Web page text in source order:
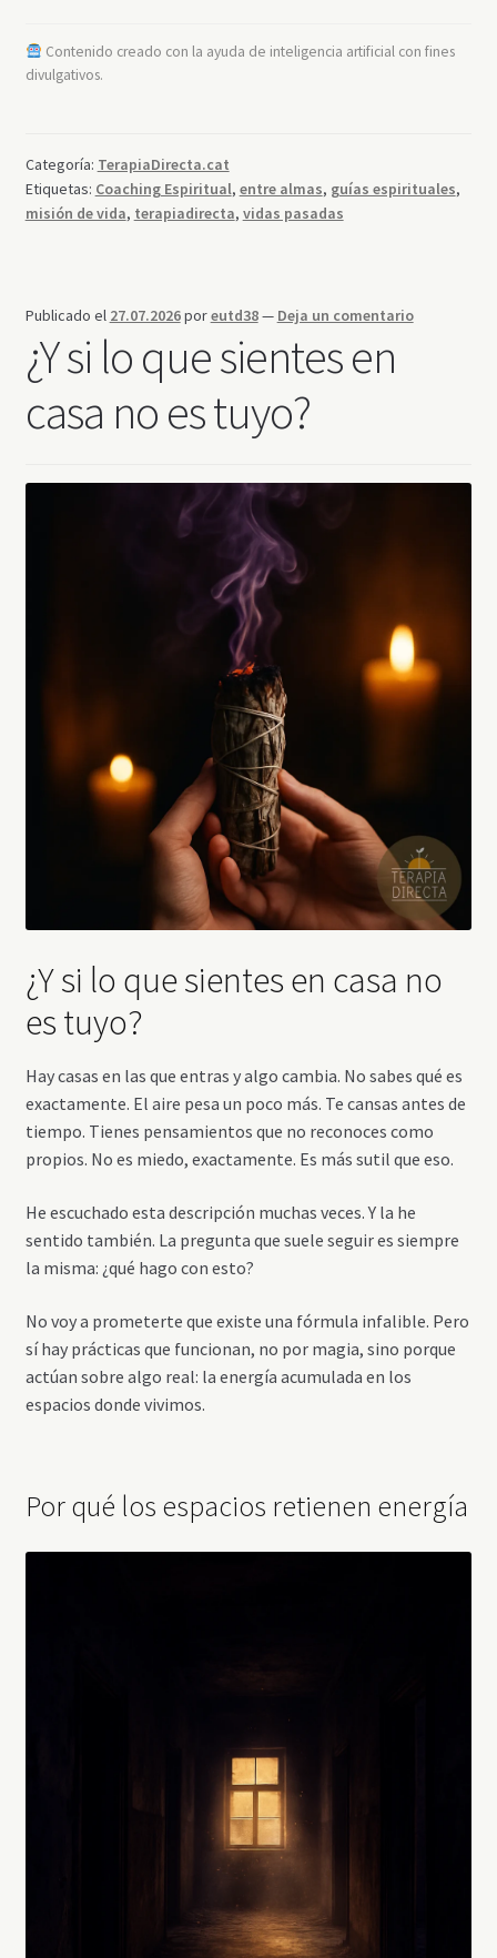
Contenido creado con la ayuda de inteligencia artificial con fines
divulgativos.
Categoría: TerapiaDirecta.cat
Etiquetas: Coaching Espiritual, entre almas, guías espirituales,
misión de vida, terapiadirecta, vidas pasadas
Publicado el 27.07.2026poreutd38— Deja un comentario
¿Y si lo que sientes en
casa no es tuyo?
¿Y si lo que sientes en casa no
es tuyo?
Hay casas en las que entras y algo cambia. No sabes qué es
exactamente. El aire pesa un poco más. Te cansas antes de
tiempo. Tienes pensamientos que no reconoces como
propios. No es miedo, exactamente. Es más sutil que eso.
He escuchado esta descripción muchas veces. Y la he
sentido también. La pregunta que suele seguir es siempre
la misma: ¿qué hago con esto?
No voy a prometerte que existe una fórmula infalible. Pero
sí hay prácticas que funcionan, no por magia, sino porque
actúan sobre algo real: la energía acumulada en los
espacios donde vivimos.
Por qué los espacios retienen energía